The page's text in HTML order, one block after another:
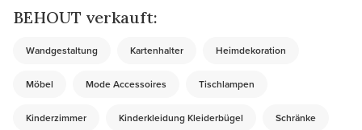
BEHOUT verkauft:
Wandgestaltung Kartenhalter Heimdekoration
Möbel Mode Accessoires Tischlampen
Kinderzimmer Kinderkleidung Kleiderbügel Schränke